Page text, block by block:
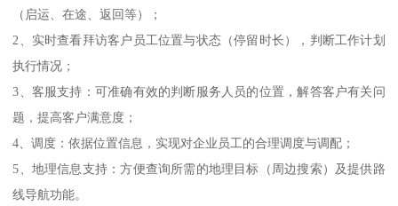
（启运、在途、返回等）；
2、实时查看拜访客户员工位置与状态（停留时长），判断工作计划
执行情况；
3、客服支持：可准确有效的判断服务人员的位置，解答客户有关问
题，提高客户满意度；
4、调度：依据位置信息，实现对企业员工的合理调度与调配；
5、地理信息支持：方便查询所需的地理目标（周边搜索）及提供路
线导航功能。